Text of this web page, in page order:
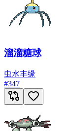
溜溜糖球
虫水丰缘
#347